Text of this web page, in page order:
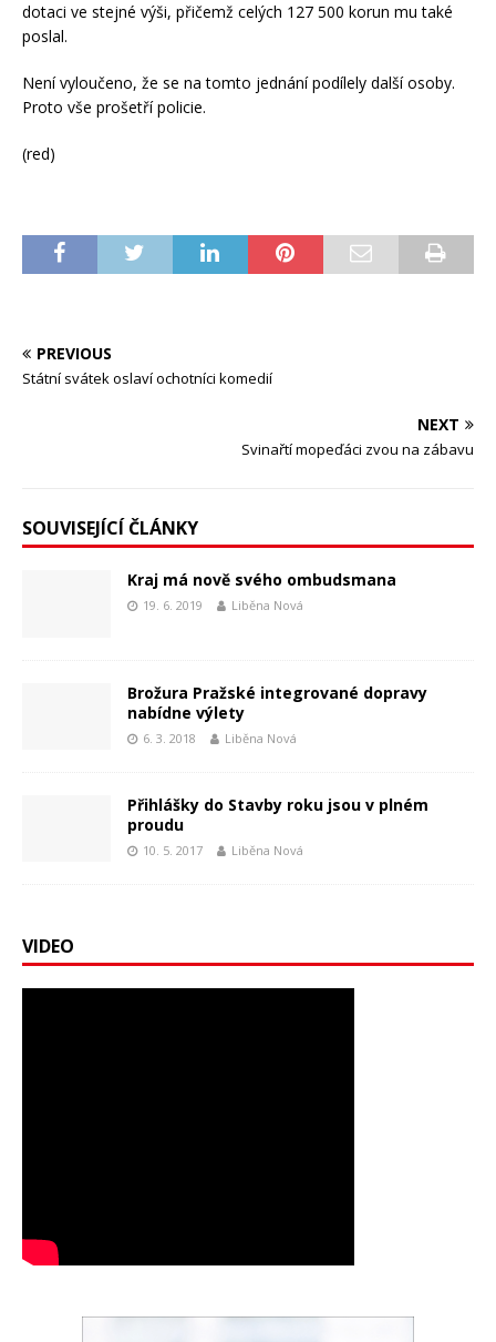
dotaci ve stejné výši, přičemž celých 127 500 korun mu také
poslal.
Není vyloučeno, že se na tomto jednání podílely další osoby.
Proto vše prošetří policie.
(red)
PREVIOUS
Státní svátek oslaví ochotníci komedií
NEXT
Svinařtí mopeďáci zvou na zábavu
SOUVISEJÍCÍ ČLÁNKY
Kraj má nově svého ombudsmana
19. 6. 2019 Liběna Nová
Brožura Pražské integrované dopravy
nabídne výlety
6. 3. 2018 Liběna Nová
Přihlášky do Stavby roku jsou v plném
proudu
10. 5. 2017 Liběna Nová
VIDEO